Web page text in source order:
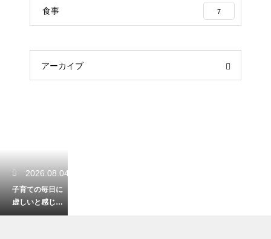
食事 7
アーカイブ
2026.08.04
子育ての毎日に
虚しいと感じて
しまう親の心